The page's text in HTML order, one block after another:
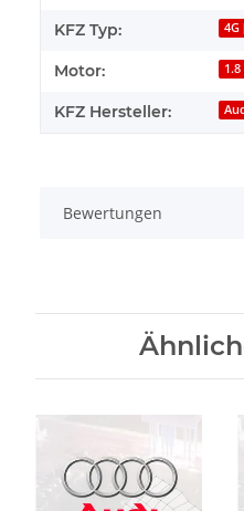
KFZ Typ: 4G
Motor: 1.8
KFZ Hersteller:
Bewertungen